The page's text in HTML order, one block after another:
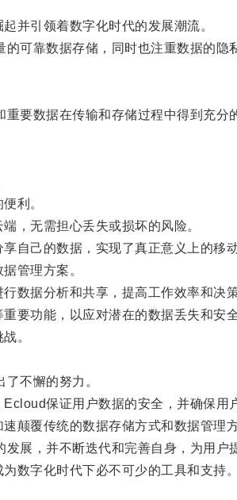
引领着数字化时代的发展潮流。
靠数据存储，同时也注重数据的隐
数据在传输和存储过程中得到充分
利。
无需担心丢失或损坏的风险。
己的数据，实现了真正意义上的移动
管理方案。
据分析和共享，提高工作效率和决策
功能，以应对潜在的数据丢失和安全
。
不懈的努力。
保证用户数据的安全，并确保用
覆传统的数据存储方式和数据管理方
，并不断迭代和完善自身，为用户
字化时代下必不可少的工具和支持。